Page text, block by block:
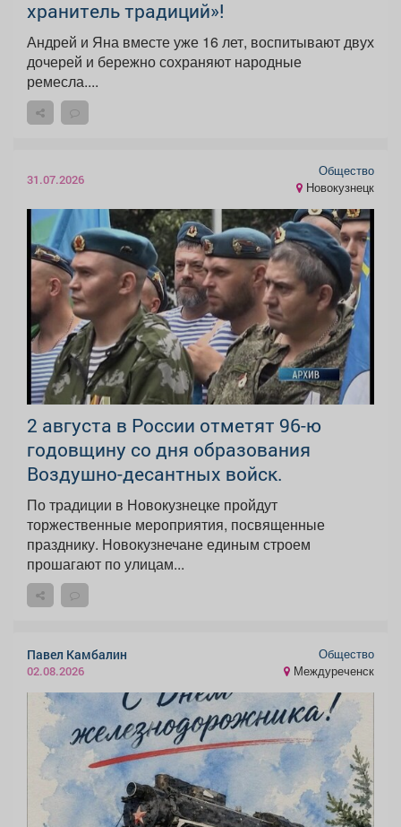
хранитель традиций»!
Андрей и Яна вместе уже 16 лет, воспитывают двух
дочерей и бережно сохраняют народные
ремесла....
31.07.2026
Общество
Новокузнецк
2 августа в России отметят 96-ю
годовщину со дня образования
Воздушно-десантных войск.
По традиции в Новокузнецке пройдут
торжественные мероприятия, посвященные
празднику. Новокузнечане единым строем
прошагают по улицам...
Павел Камбалин
02.08.2026
Общество
Междуреченск